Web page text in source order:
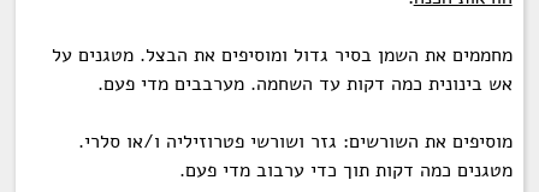
מחממים את השמן בסיר גדול ומוסיפים את הבצל. מטגנים על
אש בינונית כמה דקות עד השחמה. מערבבים מדי פעם.
מוסיפים את השורשים: גזר ושורשי פטרוזיליה ו/או סלרי.
מטגנים כמה דקות תוך כדי ערבוב מדי פעם.